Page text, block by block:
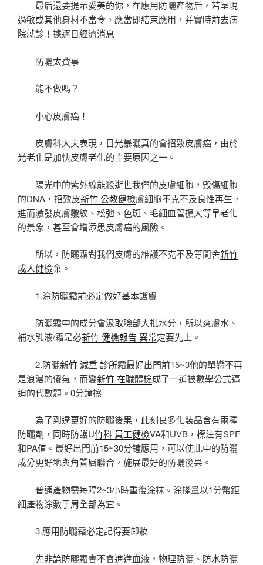
最后還要提示愛美的你，在應用防曬產物后，若呈現
過敏或其他身材不當令，應當即結束應用，并實時前去病
院就診！據逐日經濟消息
防曬太費事
能不做嗎？
小心皮膚癌！
皮膚科大夫表現，日光暴曬真的會招致皮膚癌，由於
光老化是加快皮膚老化的主要原因之一。
陽光中的紫外線能殺逝世我們的皮膚細胞，毀傷細胞
的DNA，招致皮新竹 公教健檢膚細胞不克不及良性再生，
進而激發皮膚皺紋、松弛、色斑、毛細血管擴大等早老化
的景象，甚至會增添患皮膚癌的風險。
所以，防曬霜對我們皮膚的維護不克不及等閒舍新竹
成人健檢棄。
1.涂防曬霜前必定做好基本護膚
防曬霜中的成分會汲取臉部大批水分，所以爽膚水、
補水乳液/霜是必新竹 健檢報告 異常定要先上。
2.防曬新竹 減重 診所霜最好出門前15~3他的單戀不再
是浪漫的傻氣，而變新竹 在職體檢成了一道被數學公式逼
迫的代數題。0分鐘擦
為了到達更好的防曬後果，此刻良多化裝品含有兩種
防曬劑，同時防護U竹科 員工健檢VA和UVB，標注有SPF
和PA值。最好出門前15~30分鐘應用，可以使此中的防曬
成分更好地與角質層聯合，施展最好的防曬後果。
普通產物需每隔2~3小時重復涂抹。涂搽量以1分幣鉅
細產物涂敷于周全部為宜。
3.應用防曬霜必定記得要卸妝
先非論防曬霜會不會進進血液，物理防曬、防水防曬